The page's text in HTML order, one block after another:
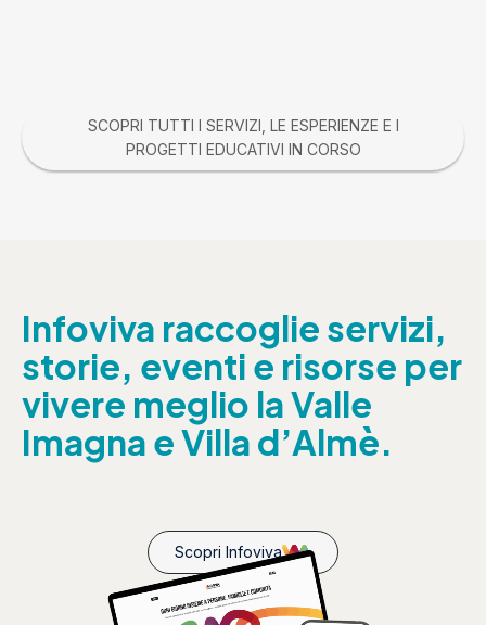
SCOPRI TUTTI I SERVIZI, LE ESPERIENZE E I
PROGETTI EDUCATIVI IN CORSO
Infoviva raccoglie servizi,
storie, eventi e risorse per
vivere meglio la Valle
Imagna e Villa d’Almè.
Scopri Infoviva